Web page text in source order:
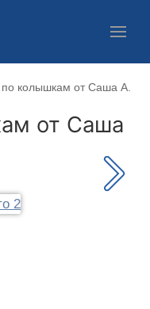
колышкам от Саша А.
от Саша